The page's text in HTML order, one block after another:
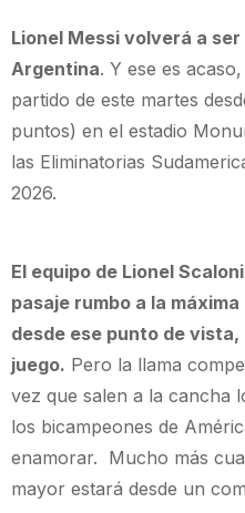
Lionel Messi volverá a
Argentina. Y ese es
partido de este martes
puntos) en el estadio
las Eliminatorias
2026.
El equipo de Lionel
pasaje rumbo a la
desde ese punto de vista,
juego. Pero la llama
vez que salen a la cancha
los bicampeones de
enamorar. Mucho más
mayor estará desde un